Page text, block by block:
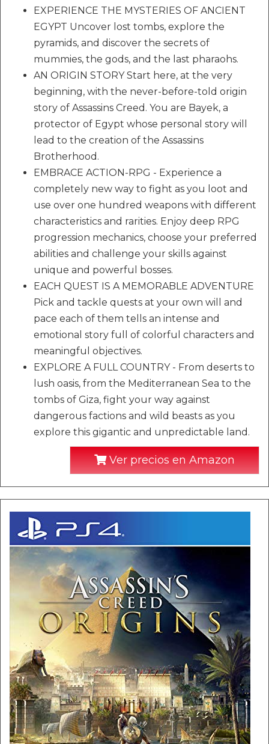
EXPERIENCE THE MYSTERIES OF ANCIENT
EGYPT Uncover lost tombs, explore the
pyramids, and discover the secrets of
mummies, the gods, and the last pharaohs.
AN ORIGIN STORY Start here, at the very
beginning, with the never-before-told origin
story of Assassins Creed. You are Bayek, a
protector of Egypt whose personal story will
lead to the creation of the Assassins
Brotherhood.
EMBRACE ACTION-RPG - Experience a
completely new way to fight as you loot and
use over one hundred weapons with different
characteristics and rarities. Enjoy deep RPG
progression mechanics, choose your preferred
abilities and challenge your skills against
unique and powerful bosses.
EACH QUEST IS A MEMORABLE ADVENTURE
Pick and tackle quests at your own will and
pace each of them tells an intense and
emotional story full of colorful characters and
meaningful objectives.
EXPLORE A FULL COUNTRY - From deserts to
lush oasis, from the Mediterranean Sea to the
tombs of Giza, fight your way against
dangerous factions and wild beasts as you
explore this gigantic and unpredictable land.
Ver precios en Amazon